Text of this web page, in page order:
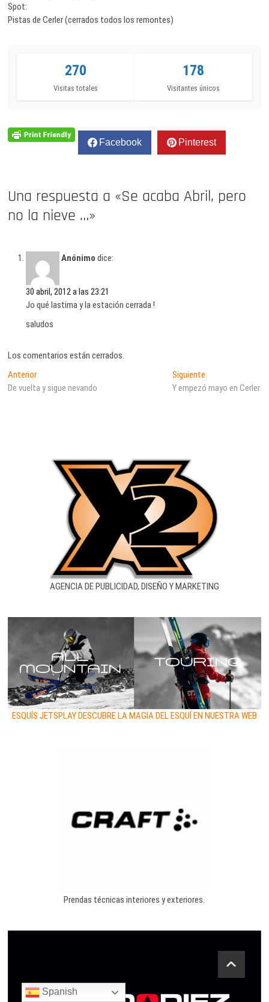
Spot:
Pistas de Cerler (cerrados todos los remontes)
270
Visitas totales
178
Visitantes únicos
Facebook Pinterest
Una respuesta a «Se acaba Abril, pero
no la nieve …»
Anónimo dice:
30 abril, 2012 a las 23:21
Jo qué lastima y la estación cerrada !
saludos
Los comentarios están cerrados.
Navegación
de
AnteriorEntrada
anterior:
De vuelta y sigue nevando
SiguienteEntrada
siguiente:
Y empezó mayo en Cerler.
AGENCIA DE PUBLICIDAD, DISEÑO Y MARKETING
ESQUÍS JETSPLAY DESCUBRE LA MAGIA DEL ESQUÍ EN NUESTRA WEB
Prendas técnicas interiores y exteriores.
Spanish